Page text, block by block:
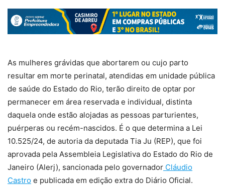
As mulheres grávidas que abortarem ou cujo parto
resultar em morte perinatal, atendidas em unidade pública
de saúde do Estado do Rio, terão direito de optar por
permanecer em área reservada e individual, distinta
daquela onde estão alojadas as pessoas parturientes,
puérperas ou recém-nascidos. É o que determina a Lei
10.525/24, de autoria da deputada Tia Ju (REP), que foi
aprovada pela Assembleia Legislativa do Estado do Rio de
Janeiro (Alerj), sancionada pelo governador Cláudio
Castro e publicada em edição extra do Diário Oficial.